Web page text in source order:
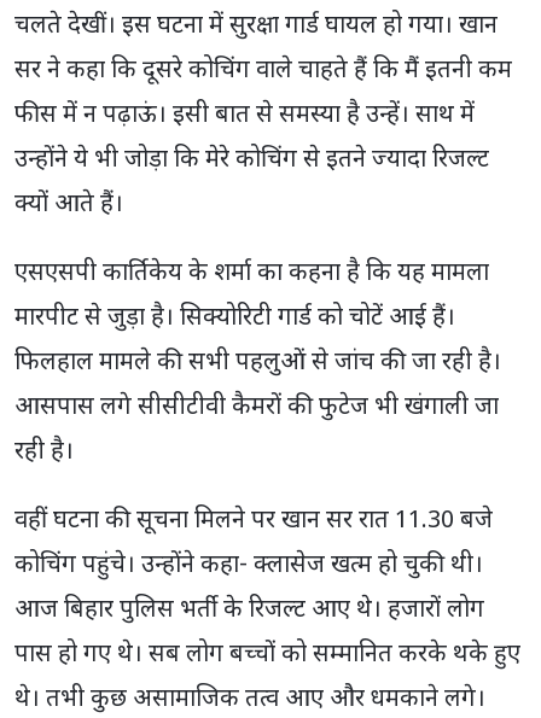
चलते देखीं। इस घटना में सुरक्षा गार्ड घायल हो गया। खान
सर ने कहा कि दूसरे कोचिंग वाले चाहते हैं कि मैं इतनी कम
फीस में न पढ़ाऊं। इसी बात से समस्या है उन्हें। साथ में
उन्होंने ये भी जोड़ा कि मेरे कोचिंग से इतने ज्यादा रिजल्ट
क्यों आते हैं।
एसएसपी कार्तिकेय के शर्मा का कहना है कि यह मामला
मारपीट से जुड़ा है। सिक्योरिटी गार्ड को चोटें आई हैं।
फिलहाल मामले की सभी पहलुओं से जांच की जा रही है।
आसपास लगे सीसीटीवी कैमरों की फुटेज भी खंगाली जा
रही है।
वहीं घटना की सूचना मिलने पर खान सर रात 11.30 बजे
कोचिंग पहुंचे। उन्होंने कहा- क्लासेज खत्म हो चुकी थी।
आज बिहार पुलिस भर्ती के रिजल्ट आए थे। हजारों लोग
पास हो गए थे। सब लोग बच्चों को सम्मानित करके थके हुए
थे। तभी कुछ असामाजिक तत्व आए और धमकाने लगे।